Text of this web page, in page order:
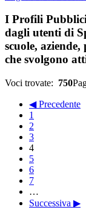
I Profili
dagli utenti di
scuole,
che svolgono
Voci trovate: 750
◀ Precedente
1
2
3
4
5
6
7
…
Successiva ▶